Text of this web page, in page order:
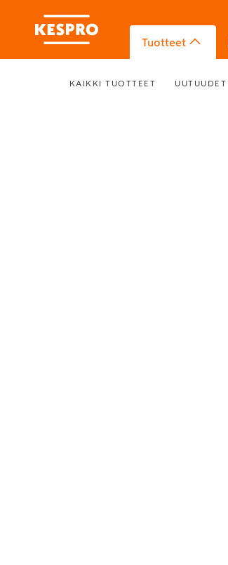
Tuotteet
KAIKKI TUOTTEET UUTUUDET